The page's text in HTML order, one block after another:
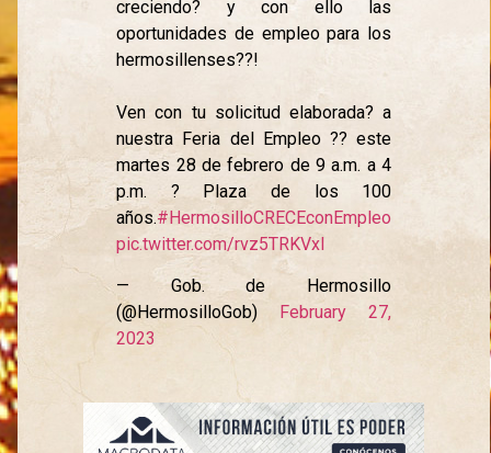
creciendo? y con ello las
oportunidades de empleo para los
hermosillenses??!
Ven con tu solicitud elaborada? a
nuestra Feria del Empleo ?? este
martes 28 de febrero de 9 a.m. a 4
p.m. ? Plaza de los 100
años.#HermosilloCRECEconEmpleo
pic.twitter.com/rvz5TRKVxI
— Gob. de Hermosillo
(@HermosilloGob) February 27,
2023